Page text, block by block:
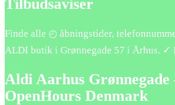
Tilbudsaviser
Finde alle ◴ åbningstider,
ALDI butik i Grønnegade 57 i Århus. ✓
Aldi Aarhus Grønnegade
OpenHours Denmark